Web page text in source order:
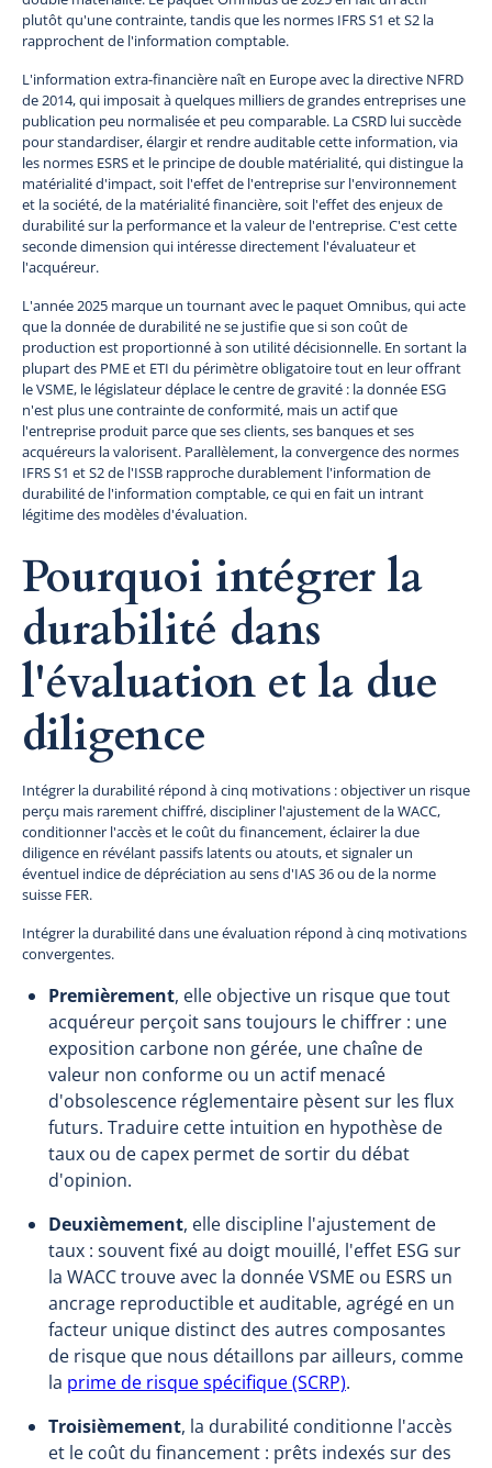
plutôt qu'une contrainte, tandis que les normes IFRS S1 et S2 la
rapprochent de l'information comptable.
L'information extra-financière naît en Europe avec la directive NFRD
de 2014, qui imposait à quelques milliers de grandes entreprises une
publication peu normalisée et peu comparable. La CSRD lui succède
pour standardiser, élargir et rendre auditable cette information, via
les normes ESRS et le principe de double matérialité, qui distingue la
matérialité d'impact, soit l'effet de l'entreprise sur l'environnement
et la société, de la matérialité financière, soit l'effet des enjeux de
durabilité sur la performance et la valeur de l'entreprise. C'est cette
seconde dimension qui intéresse directement l'évaluateur et
l'acquéreur.
L'année 2025 marque un tournant avec le paquet Omnibus, qui acte
que la donnée de durabilité ne se justifie que si son coût de
production est proportionné à son utilité décisionnelle. En sortant la
plupart des PME et ETI du périmètre obligatoire tout en leur offrant
le VSME, le législateur déplace le centre de gravité : la donnée ESG
n'est plus une contrainte de conformité, mais un actif que
l'entreprise produit parce que ses clients, ses banques et ses
acquéreurs la valorisent. Parallèlement, la convergence des normes
IFRS S1 et S2 de l'ISSB rapproche durablement l'information de
durabilité de l'information comptable, ce qui en fait un intrant
légitime des modèles d'évaluation.
Pourquoi intégrer la
durabilité dans
l'évaluation et la due
diligence
Intégrer la durabilité répond à cinq motivations : objectiver un risque
perçu mais rarement chiffré, discipliner l'ajustement de la WACC,
conditionner l'accès et le coût du financement, éclairer la due
diligence en révélant passifs latents ou atouts, et signaler un
éventuel indice de dépréciation au sens d'IAS 36 ou de la norme
suisse FER.
Intégrer la durabilité dans une évaluation répond à cinq motivations
convergentes.
Premièrement, elle objective un risque que tout
acquéreur perçoit sans toujours le chiffrer : une
exposition carbone non gérée, une chaîne de
valeur non conforme ou un actif menacé
d'obsolescence réglementaire pèsent sur les flux
futurs. Traduire cette intuition en hypothèse de
taux ou de capex permet de sortir du débat
d'opinion.
Deuxièmement, elle discipline l'ajustement de
taux : souvent fixé au doigt mouillé, l'effet ESG sur
la WACC trouve avec la donnée VSME ou ESRS un
ancrage reproductible et auditable, agrégé en un
facteur unique distinct des autres composantes
de risque que nous détaillons par ailleurs, comme
la prime de risque spécifique (SCRP).
Troisièmement, la durabilité conditionne l'accès
et le coût du financement : prêts indexés sur des